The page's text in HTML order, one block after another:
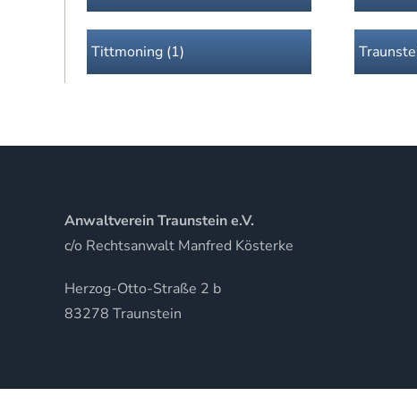
Tittmoning (1)
Anwaltverein Traunstein e.V.
c/o Rechtsanwalt Manfred Kösterke
Herzog-Otto-Straße 2 b
83278 Traunstein